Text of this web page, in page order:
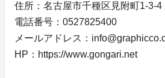
住所：名古屋市千種区見附町1-3-4
電話番号：0527825400
メールアドレス：
HP：https://www.gongari.net